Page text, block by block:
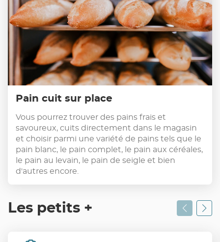
Pain cuit sur place
Vous pourrez trouver des pains frais et
savoureux, cuits directement dans le magasin
et choisir parmi une variété de pains tels que le
pain blanc, le pain complet, le pain aux céréales,
le pain au levain, le pain de seigle et bien
d'autres encore.
Les petits +